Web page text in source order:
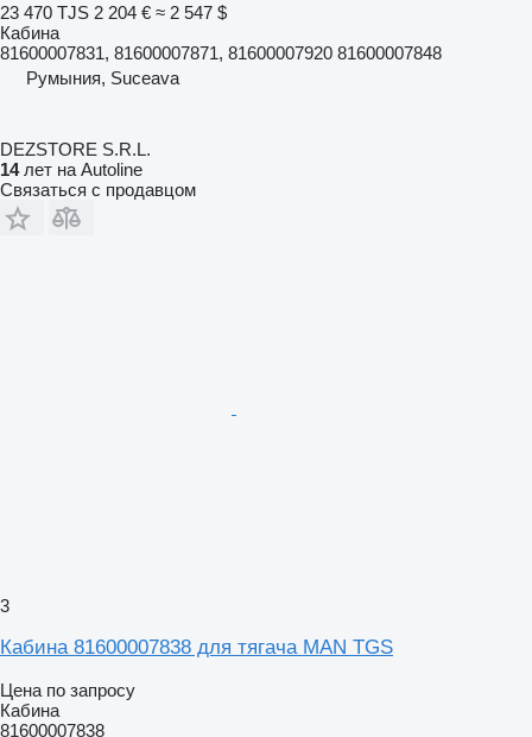
23 470 TJS 2 204 € ≈ 2 547 $
Кабина
81600007831, 81600007871, 81600007920 81600007848
Румыния, Suceava
DEZSTORE S.R.L.
14лет на Autoline
Связаться с продавцом
3
Кабина 81600007838 для тягача MAN TGS
Цена по запросу
Кабина
81600007838